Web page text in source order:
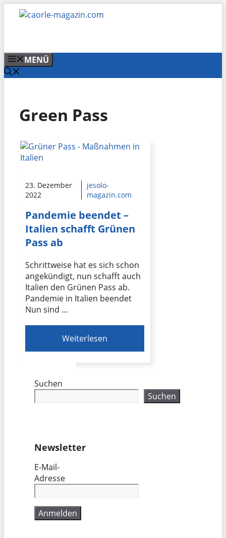
Zum
Inhalt
MENÜ
Green Pass
23. Dezember
2022
jesolo-
magazin.com
Pandemie beendet –
Italien schafft Grünen
Pass ab
Schrittweise hat es sich schon
angekündigt, nun schafft auch
Italien den Grünen Pass ab.
Pandemie in Italien beendet
Nun sind …
Weiterlesen
Suchen
Suchen
Newsletter
E-Mail-
Adresse